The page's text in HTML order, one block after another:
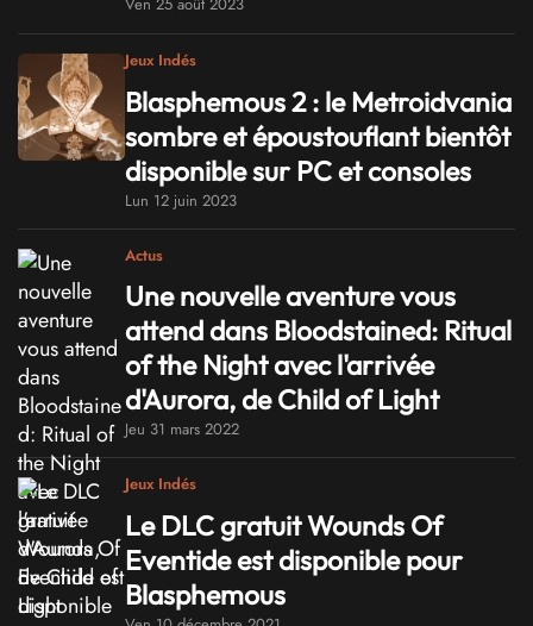
Jeux Indés
Blasphemous 2 : le Metroidvania
sombre et époustouflant bientôt
disponible sur PC et consoles
Lun 12 juin 2023
Actus
Une nouvelle aventure vous
attend dans Bloodstained: Ritual
of the Night avec l'arrivée
d'Aurora, de Child of Light
Jeu 31 mars 2022
Jeux Indés
Le DLC gratuit Wounds Of
Eventide est disponible pour
Blasphemous